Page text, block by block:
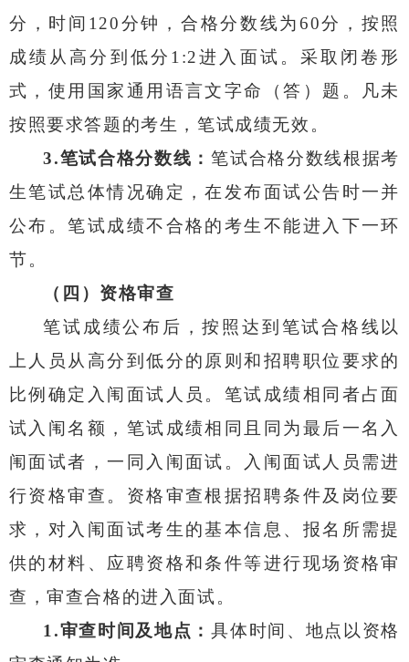
分，时间 120分钟 ， 合格分数线为60分 ，按照
成绩从高分到低分 1:2进入面试。 采取闭卷形
式，使用国家通用语言文字命（答）题。凡未
按照要求答题的考生，笔试成绩无效。
3.笔试合格分数线：笔试合格分数线根据考
生笔试总体情况确定，在发布面试公告时一并
公布。笔试成绩不合格的考生不能进入下一环
节。
（四）资格审查
笔试成绩公布后，按照达到笔试合格线以
上人员从高分到低分的原则和招聘职位要求的
比例确定入闱面试人员。笔试成绩相同者占面
试入闱名额，笔试成绩相同且同为最后一名入
闱面试者，一同入闱面试。入闱面试人员需进
行资格审查。资格审查根据招聘条件及岗位要
求，对入闱面试考生的基本信息、报名所需提
供的材料、应聘资格和条件等进行现场资格审
查，审查合格的进入面试。
1.审查时间及地点：具体时间、地点以资格